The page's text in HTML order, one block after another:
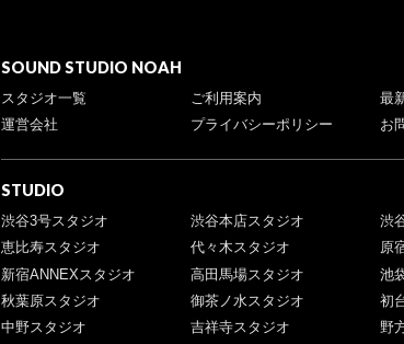
SOUND STUDIO NOAH
スタジオ一覧 ご利用案内
最
運営会社
プライバシーポリシー お
STUDIO
渋谷3号スタジオ 渋谷本店スタジオ
渋
恵比寿スタジオ
代々木スタジオ
原
新宿ANNEXスタジオ
高田馬場スタジオ
池
秋葉原スタジオ
御茶ノ水スタジオ
初
中野スタジオ
吉祥寺スタジオ
野